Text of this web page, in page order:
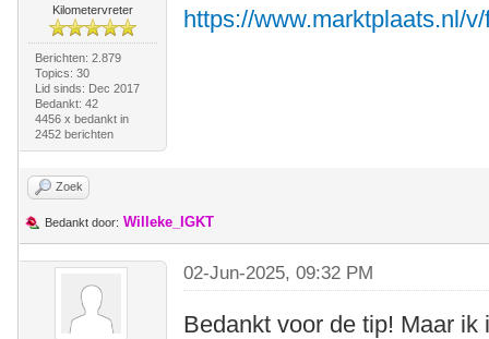
Kilometervreter
Berichten: 2.879
Topics: 30
Lid sinds: Dec 2017
Bedankt: 42
4456 x bedankt in
2452 berichten
https://www.marktplaats.nl/
Zoek
Bedankt door: Willeke_IGKT
02-Jun-2025, 09:32 PM
Bedankt voor de tip! Maar ik